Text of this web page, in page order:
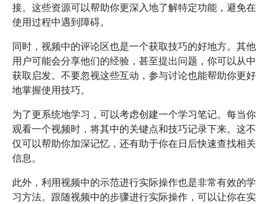
接。这些资源可以帮助你更深入地了解特定功能，避免在
使用过程中遇到障碍。
同时，视频中的评论区也是一个获取技巧的好地方。其他
用户可能会分享他们的经验，甚至提出问题，你可以从中
获取启发。不要忽视这些互动，参与讨论也能帮助你更好
地掌握使用技巧。
为了更系统地学习，可以考虑创建一个学习笔记。每当你
观看一个视频时，将其中的关键点和技巧记录下来。这不
仅可以帮助你加深记忆，还有助于你在日后快速查找相关
信息。
此外，利用视频中的示范进行实际操作也是非常有效的学
习方法。跟随视频中的步骤进行实际操作，可以让你在实